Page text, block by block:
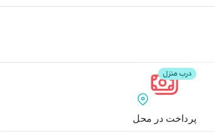
پرداخت در محل